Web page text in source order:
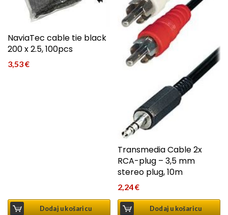
NaviaTec cable tie black
200 x 2.5, 100pcs
3,53€
Dodaj u košaricu
Transmedia Cable 2x
RCA-plug – 3,5 mm
stereo plug, 10m
2,24€
Dodaj u košaricu